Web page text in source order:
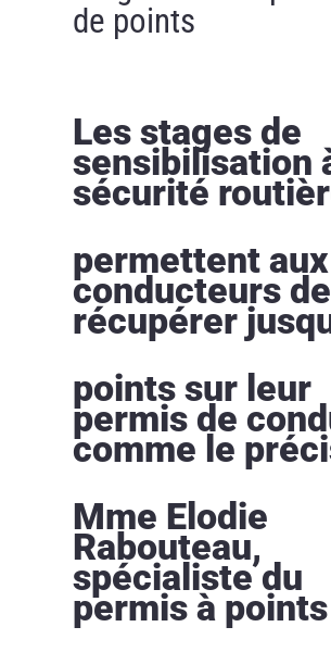
de points
Les stages de
sensibilisation
sécurité
permettent aux
conducteurs de
récupérer
points sur leur
permis de
comme le
Mme Elodie
Rabouteau,
spécialiste du
permis à points